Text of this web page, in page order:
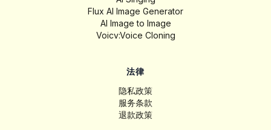
Flux AI Image Generator
AI Image to Image
Voicv:Voice Cloning
法律
隐私政策
服务条款
退款政策